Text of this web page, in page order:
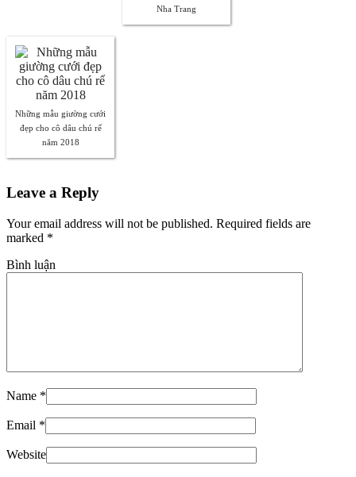
Nha Trang
Những mẫu giường cưới
đẹp cho cô dâu chú rể
năm 2018
Leave a Reply
Your email address will not be published. Required fields are
marked *
Bình luận
Name *
Email *
Website